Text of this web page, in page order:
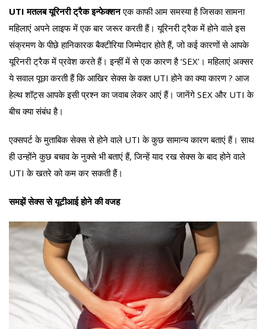
UTI मतलब यूरिनरी ट्रैक इन्फेक्शनएक काफी आम समस्या है जिसका सामना
महिलाएं अपने लाइफ में एक बार जरूर करती हैं। यूरिनरी ट्रैक में होने वाले इस
संक्रमण के पीछे हानिकारक बैक्टीरिया जिम्मेदार होते हैं, जो कई कारणों से आपके
यूरिनरी ट्रैक में प्रवेश करते हैं। इन्हीं में से एक कारण है ‘SEX’। महिलाएं अक्सर
ये सवाल पूछा करती हैं कि आखिर सेक्स के वक्त UTI होने का क्या कारण ? आज
हेल्थ शॉट्स आपके इसी प्रश्न का जवाब लेकर आएं हैं। जानेंगे SEX और UTI के
बीच क्या संबंध है।
एक्सपर्ट के मुताबिक सेक्स से होने वाले UTI के कुछ सामान्य कारण बताएं हैं। साथ
ही उन्होंने कुछ बचाव के नुक्से भी बताएं हैं, जिन्हें याद रख सेक्स के बाद होने वाले
UTI के खतरे को कम कर सकती हैं।
समझें सेक्स से यूटीआई होने की वजह